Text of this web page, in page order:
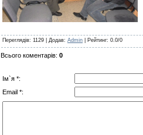
Переглядів: 1129 | Додав: Admin Рейтинг: 0.0/0
Всього коментарів: 0
Ім`я *:
Email *: